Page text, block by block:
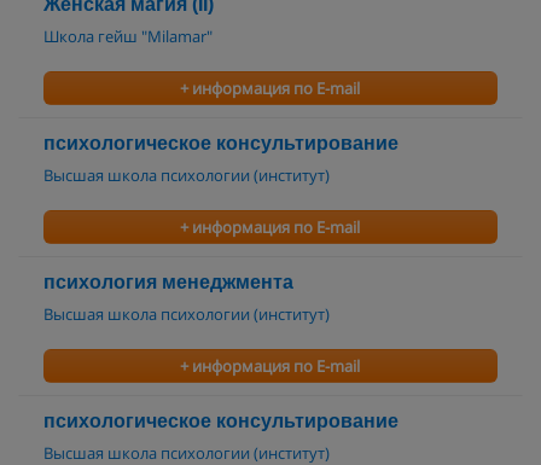
Женская магия (II)
Школа гейш "Milamar"
+ информация по E-mail
психологическое консультирование
Высшая школа психологии (институт)
+ информация по E-mail
психология менеджмента
Высшая школа психологии (институт)
+ информация по E-mail
психологическое консультирование
Высшая школа психологии (институт)